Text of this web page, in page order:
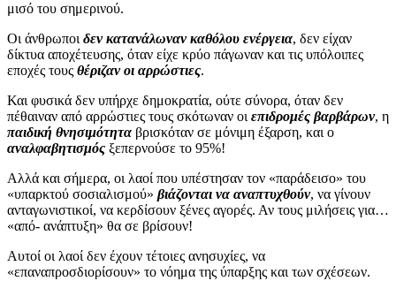
μισό του σημερινού.
Οι άνθρωποι δεν κατανάλωναν καθόλου ενέργεια, δεν είχαν
δίκτυα αποχέτευσης, όταν είχε κρύο πάγωναν και τις υπόλοιπες
εποχές τους θέριζαν οι αρρώστιες.
Και φυσικά δεν υπήρχε δημοκρατία, ούτε σύνορα, όταν δεν
πέθαιναν από αρρώστιες τους σκότωναν οι επιδρομές βαρβάρων, η
παιδική θνησιμότητα βρισκόταν σε μόνιμη έξαρση, και ο
αναλφαβητισμός ξεπερνούσε το 95%!
Αλλά και σήμερα, οι λαοί που υπέστησαν τον «παράδεισο» του
«υπαρκτού σοσιαλισμού» βιάζονται να αναπτυχθούν, να γίνουν
ανταγωνιστικοί, να κερδίσουν ξένες αγορές. Αν τους μιλήσεις για…
«από- ανάπτυξη» θα σε βρίσουν!
Αυτοί οι λαοί δεν έχουν τέτοιες ανησυχίες, να
«επαναπροσδιορίσουν» το νόημα της ύπαρξης και των σχέσεων.